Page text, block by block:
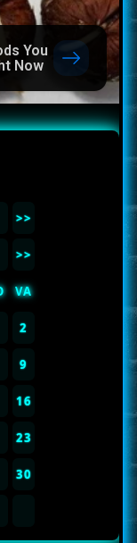
You
Now
>>
>>
VA
2
9
16
23
30